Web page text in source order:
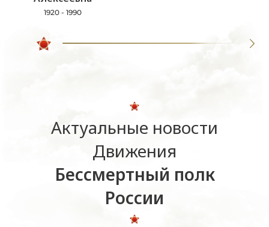
1920 - 1990
Актуальные новости
Движения
Бессмертный полк
России